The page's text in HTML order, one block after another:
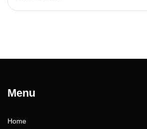
Menu
Home